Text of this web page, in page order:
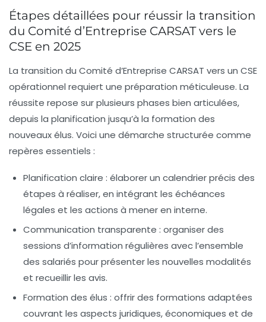
Étapes détaillées pour réussir la transition
du Comité d’Entreprise CARSAT vers le
CSE en 2025
La transition du Comité d’Entreprise CARSAT vers un CSE
opérationnel requiert une préparation méticuleuse. La
réussite repose sur plusieurs phases bien articulées,
depuis la planification jusqu’à la formation des
nouveaux élus. Voici une démarche structurée comme
repères essentiels :
Planification claire : élaborer un calendrier précis des
étapes à réaliser, en intégrant les échéances
légales et les actions à mener en interne.
Communication transparente : organiser des
sessions d’information régulières avec l’ensemble
des salariés pour présenter les nouvelles modalités
et recueillir les avis.
Formation des élus : offrir des formations adaptées
couvrant les aspects juridiques, économiques et de